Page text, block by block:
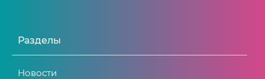
Разделы
Новости